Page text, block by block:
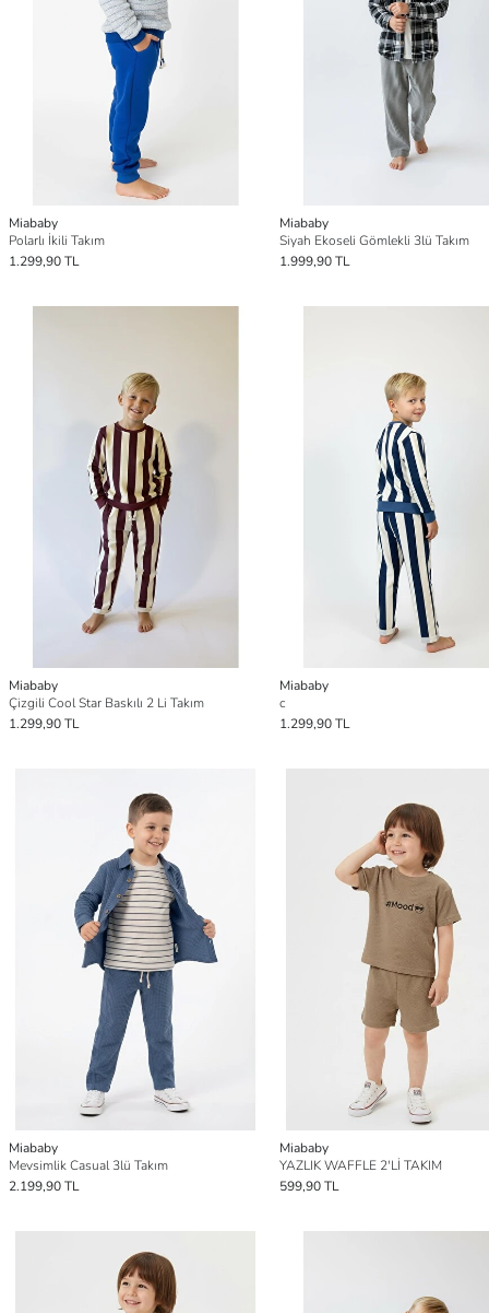
Miababy
Polarlı İkili Takım
1.299,90 TL
Miababy
Siyah Ekoseli Gömlekli 3lü Takım
1.999,90 TL
Miababy
Çizgili Cool Star Baskılı 2 Li Takım
1.299,90 TL
Miababy
c
1.299,90 TL
Miababy
Mevsimlik Casual 3lü Takım
2.199,90 TL
Miababy
YAZLIK WAFFLE 2'Lİ TAKIM
599,90 TL